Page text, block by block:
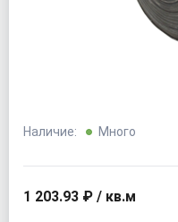
Наличие: Много
1 203.93 ₽ / кв.м